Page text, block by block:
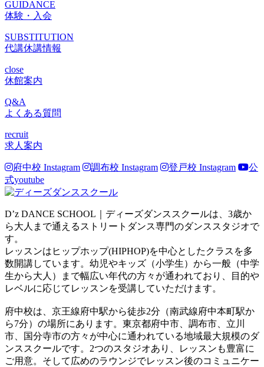
GUIDANCE
体験・入会
SUBSTITUTION
代講休講情報
close
休館案内
Q&A
よくある質問
recruit
求人案内
府中校 Instagram 調布校 Instagram 登戸校 Instagram
公
式youtube
D’z DANCE SCHOOL｜ディーズダンススクールは、3歳か
ら大人まで通えるストリートダンス専門のダンススタジオで
す。
レッスンはヒップホップ(HIPHOP)を中心としたクラスを多
数開講しています。幼児やキッズ（小学生）から一般（中学
生から大人）まで幅広い年代の方々が通われており、目的や
レベルに応じてレッスンを受講していただけます。
府中校は、京王線府中駅から徒歩2分（南武線府中本町駅か
ら7分）の場所にあります。東京都府中市、調布市、立川
市、国分寺市の方々が中心に通われている地域最大規模のダ
ンススクールです。2つのスタジオあり、レッスンも豊富に
ご用意。そして広めのラウンジでレッスン後のコミュニケー